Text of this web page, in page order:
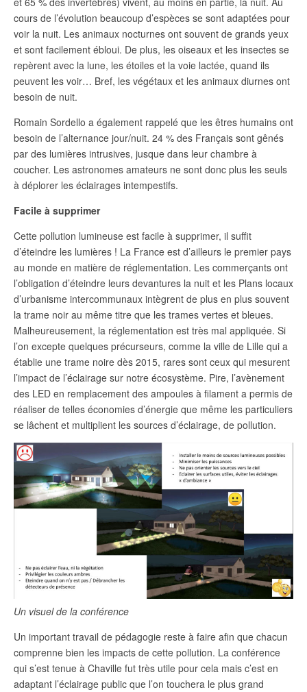
cours de l’évolution beaucoup d’espèces se sont adaptées pour
voir la nuit. Les animaux nocturnes ont souvent de grands yeux
et sont facilement ébloui. De plus, les oiseaux et les insectes se
repèrent avec la lune, les étoiles et la voie lactée, quand ils
peuvent les voir… Bref, les végétaux et les animaux diurnes ont
besoin de nuit.
Romain Sordello a également rappelé que les êtres humains ont
besoin de l’alternance jour/nuit. 24 % des Français sont gênés
par des lumières intrusives, jusque dans leur chambre à
coucher. Les astronomes amateurs ne sont donc plus les seuls
à déplorer les éclairages intempestifs.
Facile à supprimer
Cette pollution lumineuse est facile à supprimer, il suffit
d’éteindre les lumières ! La France est d’ailleurs le premier pays
au monde en matière de réglementation. Les commerçants ont
l’obligation d’éteindre leurs devantures la nuit et les Plans locaux
d’urbanisme intercommunaux intègrent de plus en plus souvent
la trame noir au même titre que les trames vertes et bleues.
Malheureusement, la réglementation est très mal appliquée. Si
l’on excepte quelques précurseurs, comme la ville de Lille qui a
établie une trame noire dès 2015, rares sont ceux qui mesurent
l’impact de l’éclairage sur notre écosystème. Pire, l’avènement
des LED en remplacement des ampoules à filament a permis de
réaliser de telles économies d’énergie que même les particuliers
se lâchent et multiplient les sources d’éclairage, de pollution.
Un visuel de la conférence
Un important travail de pédagogie reste à faire afin que chacun
comprenne bien les impacts de cette pollution. La conférence
qui s’est tenue à Chaville fut très utile pour cela mais c’est en
adaptant l’éclairage public que l’on touchera le plus grand